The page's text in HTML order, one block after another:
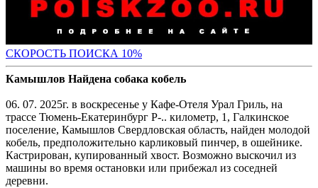
СКОРОСТЬ ПОИСКА 10%
Камышлов Найдена собака кобель
06. 07. 2025г. в воскресенье у Кафе-Отеля Урал Гриль, на
трассе Тюмень-Екатеринбург Р-.. километр, 1, Галкинское
поселение, Камышлов Свердловская область, найден молодой
кобель, предположительно карликовый пинчер, в ошейнике.
Кастрирован, купированный хвост. Возможно выскочил из
машины во время остановки или прибежал из соседней
деревни.